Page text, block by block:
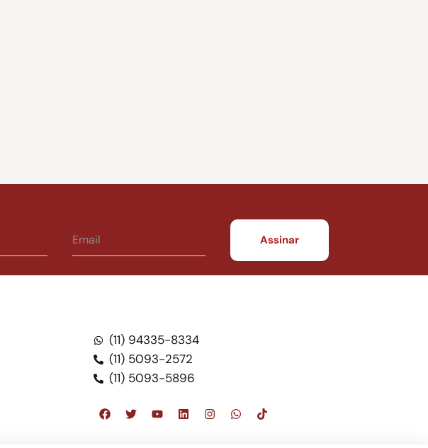
(11) 94335-8334
(11) 5093-2572
(11) 5093-5896